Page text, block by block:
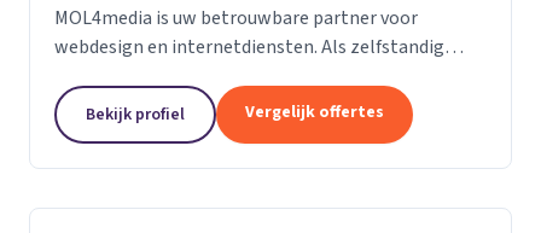
MOL4media is uw betrouwbare partner voor
webdesign en internetdiensten. Als zelfstandig
Content Management Systeem Joomla, zet ik, Ton
van der Helm,...
Bekijk profiel Vergelijk offertes